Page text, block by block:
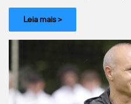
Leia mais >